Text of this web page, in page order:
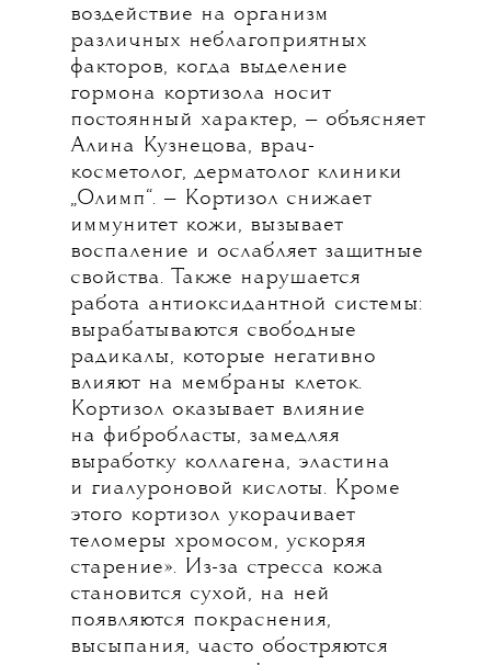
воздействие на организм
различных неблагоприятных
факторов, когда выделение
гормона кортизола носит
постоянный характер, — объясняет
Алина Кузнецова, врач-
косметолог, дерматолог клиники
„Олимп“. — Кортизол снижает
иммунитет кожи, вызывает
воспаление и ослабляет защитные
свойства. Также нарушается
работа антиоксидантной системы:
вырабатываются свободные
радикалы, которые негативно
влияют на мембраны клеток.
Кортизол оказывает влияние
на фибробласты, замедляя
выработку коллагена, эластина
и гиалуроновой кислоты. Кроме
этого кортизол укорачивает
теломеры хромосом, ускоряя
старение». Из-за стресса кожа
становится сухой, на ней
появляются покраснения,
высыпания, часто обостряются